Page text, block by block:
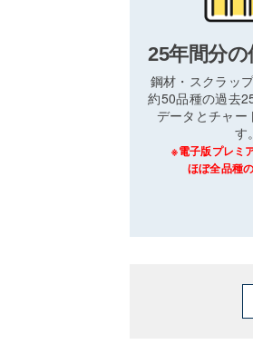
25年間分の
鋼材・スクラッ
約50品種の過去
データとチャー
す。
※電子版プレミ
ほぼ全品種